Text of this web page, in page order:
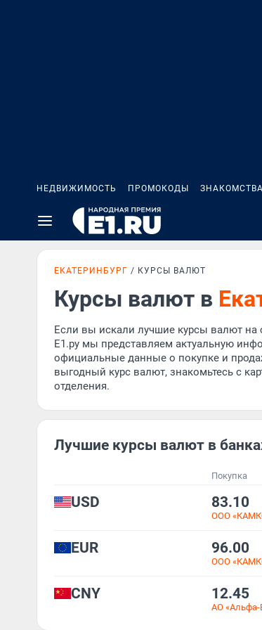
НЕДВИЖИМОСТЬ ПРОМОКОДЫ ЗНАКОМСТВА
ЕКАТЕРИНБУРГ КУРСЫ ВАЛЮТ
Курсы валют в
Если вы искали лучшие курсы валют на
Е1.ру мы представляем актуальную
официальные данные о покупке и
выгодный курс валют, знакомьтесь с
отделения.
Лучшие курсы валют в
Покупка
USD 83.10
ООО
EUR 96.00
ООО
CNY 12.45
АО «Альфа-